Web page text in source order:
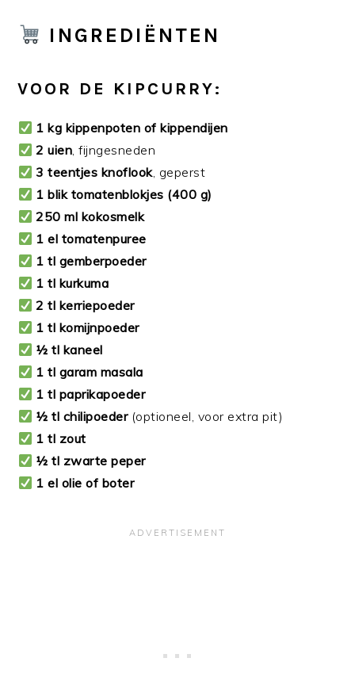
INGREDIËNTEN
VOOR DE KIPCURRY:
1 kg kippenpoten of kippendijen
2 uien, fijngesneden
3 teentjes knoflook, geperst
1 blik tomatenblokjes (400 g)
250 ml kokosmelk
1 el tomatenpuree
1 tl gemberpoeder
1 tl kurkuma
2 tl kerriepoeder
1 tl komijnpoeder
½ tl kaneel
1 tl garam masala
1 tl paprikapoeder
½ tl chilipoeder(optioneel, voor extra pit)
1 tl zout
½ tl zwarte peper
1 el olie of boter